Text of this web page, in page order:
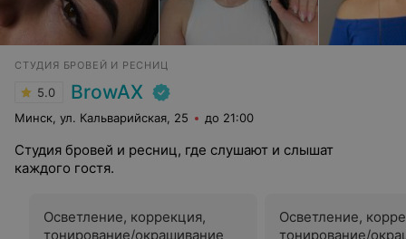
СТУДИЯ БРОВЕЙ И РЕСНИЦ
5.0 BrowAX
Минск, ул. Кальварийская, 25 до 21:00
Студия бровей и ресниц, где слушают и слышат
каждого гостя.
Осветление, коррекция,
тонирование/окрашивание
Осветление,
тонирование/